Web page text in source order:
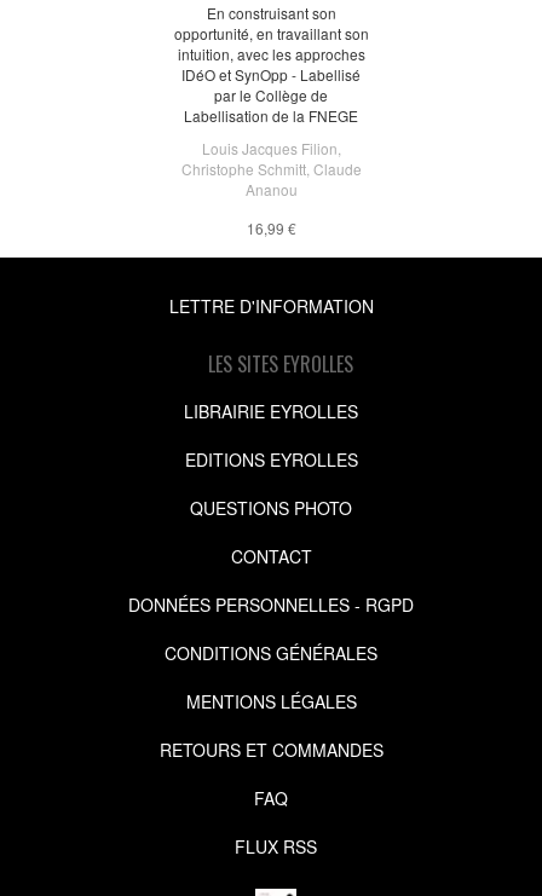
En construisant son
opportunité, en travaillant son
intuition, avec les approches
IDéO et SynOpp - Labellisé
par le Collège de
Labellisation de la FNEGE
Louis Jacques Filion
Christophe Schmitt, Claude
Ananou
16,99 €
LETTRE D'INFORMATION
LES SITES EYROLLES
LIBRAIRIE EYROLLES
EDITIONS EYROLLES
QUESTIONS PHOTO
CONTACT
DONNÉES PERSONNELLES - RGPD
CONDITIONS GÉNÉRALES
MENTIONS LÉGALES
RETOURS ET COMMANDES
FAQ
FLUX RSS